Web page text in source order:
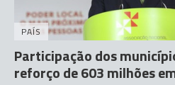
PAÍS
Participação dos
reforço de 603 milhões